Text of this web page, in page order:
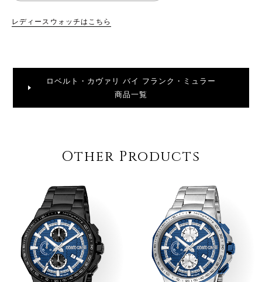
レディースウォッチはこちら
ロベルト・カヴァリ バイ フランク・ミュラー
商品一覧
Other Products